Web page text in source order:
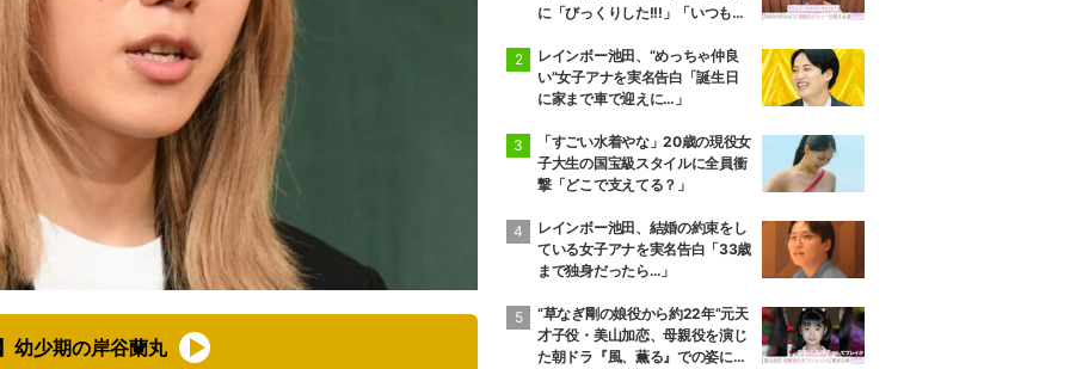
幼少期の岸谷蘭丸
に「びっくりした!!!」「いつもと
の反響
レインボー池田、“めっちゃ仲良
い”女子アナを実名告白「誕生日
に家まで車で迎えに…」
「すごい水着やな」20歳の現役女
子大生の国宝級スタイルに全員衝
撃「どこで支えてる？」
レインボー池田、結婚の約束をし
ている女子アナを実名告白「33歳
まで独身だったら…」
“草なぎ剛の娘役から約22年”元天
才子役・美山加恋、母親役を演じ
た朝ドラ『風、薫る』での姿に驚